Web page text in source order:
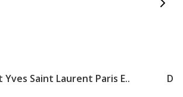
Yves Saint Laurent Paris E..